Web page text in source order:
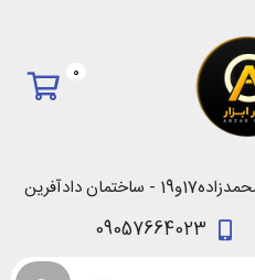
0
09057664023